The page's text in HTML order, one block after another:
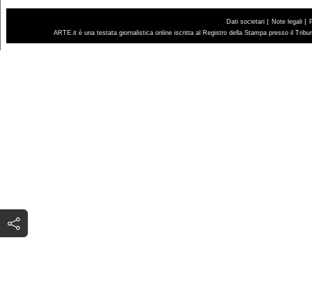
Dati societari | Note legali |
ARTE.it è una testata giornalistica online iscritta al Registro della Stampa presso il